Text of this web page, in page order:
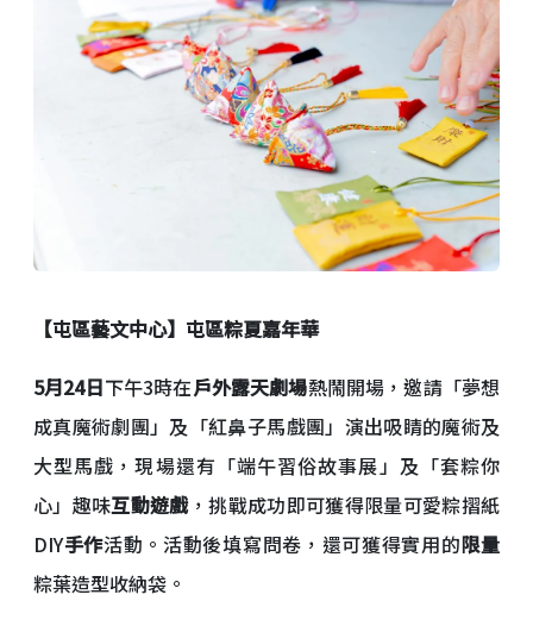
【屯區藝文中心】屯區粽夏嘉年華
5月24日下午3時在戶外露天劇場熱鬧開場，邀請「夢想
成真魔術劇團」及「紅鼻子馬戲團」演出吸睛的魔術及
大型馬戲，現場還有「端午習俗故事展」及「套粽你
心」趣味互動遊戲，挑戰成功即可獲得限量可愛粽摺紙
DIY手作活動。活動後填寫問卷，還可獲得實用的限量
粽葉造型收納袋。